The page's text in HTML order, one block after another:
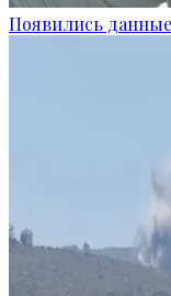
Появились